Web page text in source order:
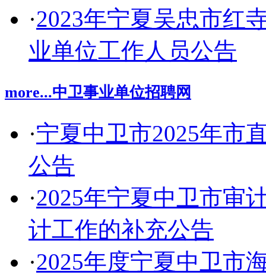
·2023年宁夏吴忠市红
业单位工作人员公告
more...中卫事业单位招聘网
·宁夏中卫市2025年市
公告
·2025年宁夏中卫市审
计工作的补充公告
·2025年度宁夏中卫市